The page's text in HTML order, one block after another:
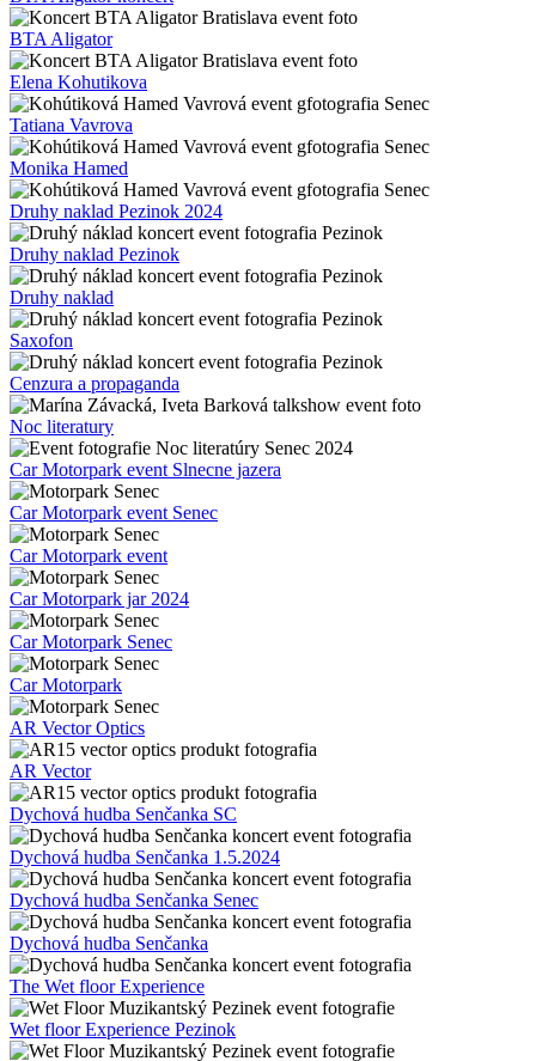
BTA Aligator
Elena Kohutikova
Tatiana Vavrova
Monika Hamed
Druhy naklad Pezinok 2024
Druhy naklad Pezinok
Druhy naklad
Saxofon
Cenzura a propaganda
Noc literatury
Car Motorpark event Slnecne jazera
Car Motorpark event Senec
Car Motorpark event
Car Motorpark jar 2024
Car Motorpark Senec
Car Motorpark
AR Vector Optics
AR Vector
Dychová hudba Senčanka SC
Dychová hudba Senčanka 1.5.2024
Dychová hudba Senčanka Senec
Dychová hudba Senčanka
The Wet floor Experience
Wet floor Experience Pezinok